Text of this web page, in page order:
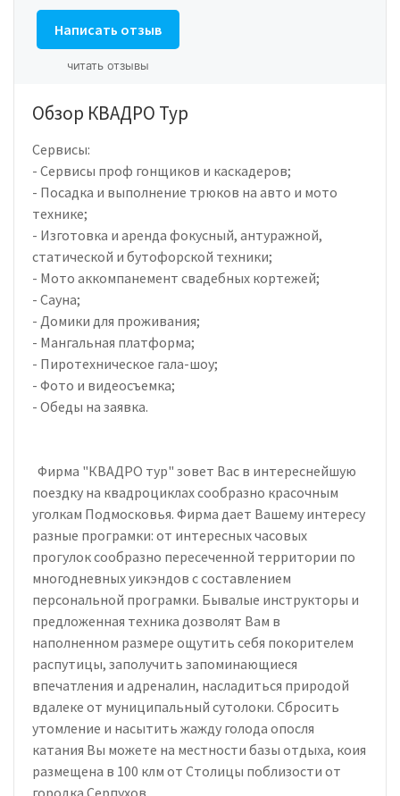
Написать отзыв
читать отзывы
Обзор КВАДРО Тур
Сервисы:
- Сервисы проф гонщиков и каскадеров;
- Посадка и выполнение трюков на авто и мото
технике;
- Изготовка и аренда фокусный, антуражной,
статической и бутофорской техники;
- Мото аккомпанемент свадебных кортежей;
- Сауна;
- Домики для проживания;
- Мангальная платформа;
- Пиротехническое гала-шоу;
- Фото и видеосъемка;
- Обеды на заявка.
Фирма "КВАДРО тур" зовет Вас в интереснейшую
поездку на квадроциклах сообразно красочным
уголкам Подмосковья. Фирма дает Вашему интересу
разные програмки: от интересных часовых
прогулок сообразно пересеченной территории по
многодневных уикэндов с составлением
персональной програмки. Бывалые инструкторы и
предложенная техника дозволят Вам в
наполненном размере ощутить себя покорителем
распутицы, заполучить запоминающиеся
впечатления и адреналин, насладиться природой
вдалеке от муниципальный сутолоки. Сбросить
утомление и насытить жажду голода опосля
катания Вы можете на местности базы отдыха, коия
размещена в 100 клм от Столицы поблизости от
городка Серпухов.